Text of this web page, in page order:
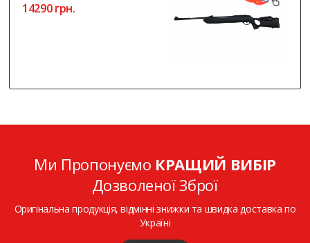
14290 грн.
Ми Пропонуємо КРАЩИЙ ВИБІР
Дозволеної Зброї
Оригінальна продукція, відмінні знижки та швидка доставка по
Україні